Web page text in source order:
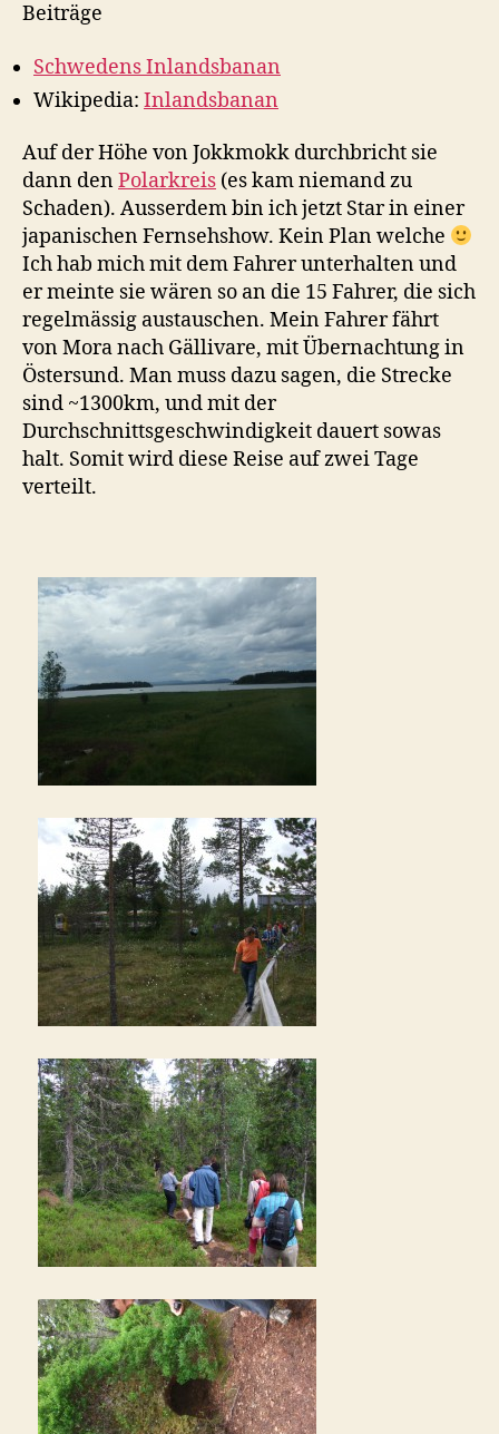
Beiträge
Schwedens Inlandsbanan
Wikipedia: Inlandsbanan
Auf der Höhe von Jokkmokk durchbricht sie
dann denPolarkreis (es kam niemand zu
Schaden). Ausserdem bin ich jetzt Star in einer
japanischen Fernsehshow. Kein Plan welche
Ich hab mich mit dem Fahrer unterhalten und
er meinte sie wären so an die 15 Fahrer, die sich
regelmässig austauschen. Mein Fahrer fährt
von Mora nach Gällivare, mit Übernachtung in
Östersund. Man muss dazu sagen, die Strecke
sind ~1300km, und mit der
Durchschnittsgeschwindigkeit dauert sowas
halt. Somit wird diese Reise auf zwei Tage
verteilt.